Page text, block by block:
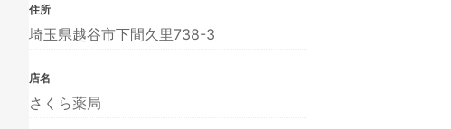
住所
埼玉県越谷市下間久里738-3
店名
さくら薬局